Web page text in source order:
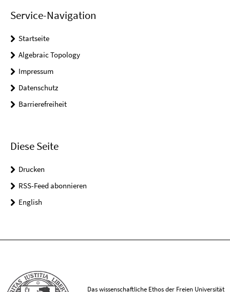
Service-Navigation
Startseite
Algebraic Topology
Impressum
Datenschutz
Barrierefreiheit
Diese Seite
Drucken
RSS-Feed abonnieren
English
Das wissenschaftliche Ethos der Freien Universität